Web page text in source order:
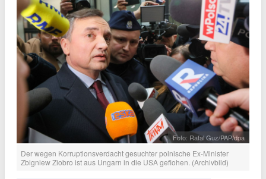
Foto: Rafal Guz/PAP/dpa
Der wegen Korruptionsverdacht gesuchter polnische Ex-Minister
Zbigniew Ziobro ist aus Ungarn in die USA geflohen. (Archivbild)